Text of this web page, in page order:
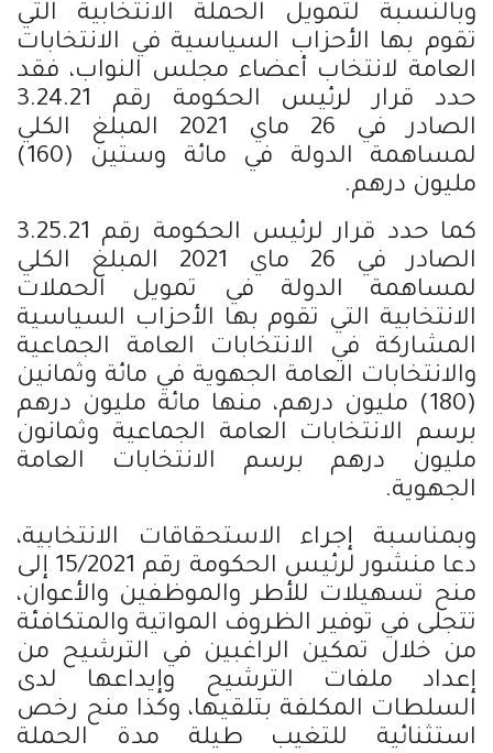
وبالنسبة لتمويل الحملة الانتخابية التي
تقوم بها الأحزاب السياسية في الانتخابات
العامة لانتخاب أعضاء مجلس النواب، فقد
حدد قرار لرئيس الحكومة رقم 3.24.21
الصادر في 26 ماي 2021 المبلغ الكلي
لمساهمة الدولة في مائة وستين (160)
مليون درهم.
كما حدد قرار لرئيس الحكومة رقم 3.25.21
الصادر في 26 ماي 2021 المبلغ الكلي
لمساهمة الدولة في تمويل الحملات
الانتخابية التي تقوم بها الأحزاب السياسية
المشاركة في الانتخابات العامة الجماعية
والانتخابات العامة الجهوية في مائة وثمانين
(180) مليون درهم، منها مائة مليون درهم
برسم الانتخابات العامة الجماعية وثمانون
مليون درهم برسم الانتخابات العامة
الجهوية.
وبمناسبة إجراء الاستحقاقات الانتخابية،
دعا منشور لرئيس الحكومة رقم 15/2021 إلى
منح تسهيلات للأطر والموظفين والأعوان،
تتجلى في توفير الظروف المواتية والمتكافئة
من خلال تمكين الراغبين في الترشيح من
إعداد ملفات الترشيح وإيداعها لدى
السلطات المكلفة بتلقيها، وكذا منح رخص
استثنائية للتغيب طيلة مدة الحملة